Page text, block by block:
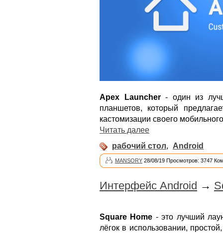
Apex Launcher- один из
планшетов, который
кастомизации своего
Читать далее
рабочий стол, Android
MANSORY 28/08/19 Просмотров: 3747
Интерфейс Android →
Square Home - это лучший
лёгок в использовании,